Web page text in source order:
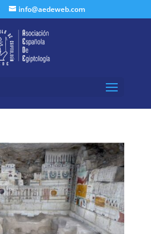
info@aedeweb.com